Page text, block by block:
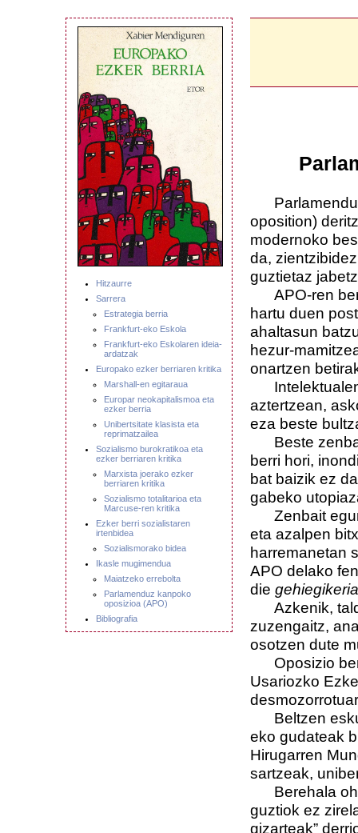
Hitzaurre
Sarrera
Estrategia berria
Frankfurt-eko Eskola
Frankfurt-eko Eskolaren ideia-
ardatzak
Europako ezker berriaren kritika
Marshall-en egitaraua
Europar neokapitalismoa eta
ezker berria
Unibertsitate klasista eta
reprimatzailea
Sozialismo burokratikoa eta
ezker berriaren kritika
Marxista joerako ezker
berriaren kritika
Sozialismo totalitarioa eta
Marcuse-ren kritika
Ezker berri sozialistaren
irtenbidea
Sozialismorako bidea
Ikasle mugimendua
Maiatzeko errebolta
Parlamenduz kanpoko
oposizioa (APO)
Bibliografia
oposition)
modernoko
da,
guztietaz
APO-ren
hartu duen
ahaltasun
hezur-
onartzen
Intelektualen
aztertzean,
eza beste
Beste
berri hori,
bat baizik ez
gabeko
Zenbait
eta azalpen
harremanetan
APO delako
die gehiegikeria
Azkenik,
zuzengaitz,
osotzen dute
Oposizio
Usariozko
Beltzen
eko gudateak
Hirugarren
sartzeak,
Berehala
guztiok ez
gizarteak”